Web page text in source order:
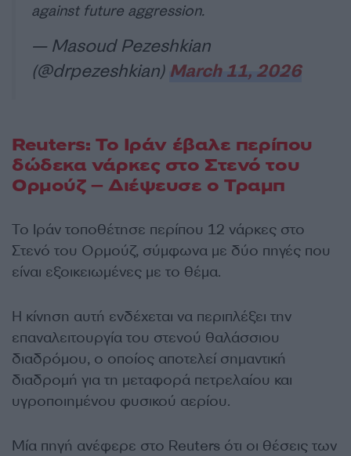
against future aggression.
— Masoud Pezeshkian
(@drpezeshkian) March 11, 2026
Reuters: Το Ιράν έβαλε περίπου
δώδεκα νάρκες στο Στενό του
Ορμούζ – Διέψευσε ο Τραμπ
Το Ιράν τοποθέτησε περίπου 12 νάρκες στο
Στενό του Ορμούζ, σύμφωνα με δύο πηγές που
είναι εξοικειωμένες με το θέμα.
Η κίνηση αυτή ενδέχεται να περιπλέξει την
επαναλειτουργία του στενού θαλάσσιου
διαδρόμου, ο οποίος αποτελεί σημαντική
διαδρομή για τη μεταφορά πετρελαίου και
υγροποιημένου φυσικού αερίου.
Μία πηγή ανέφερε στο Reuters ότι οι θέσεις των